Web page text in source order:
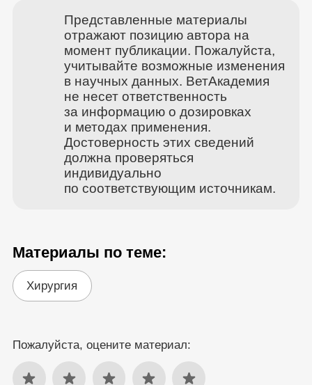
Представленные материалы
отражают позицию автора на
момент публикации. Пожалуйста,
учитывайте возможные изменения
в научных данных. ВетАкадемия
не несет ответственность
за информацию о дозировках
и методах применения.
Достоверность этих сведений
должна проверяться
индивидуально
по соответствующим источникам.
Материалы по теме:
Хирургия
Пожалуйста, оцените материал: